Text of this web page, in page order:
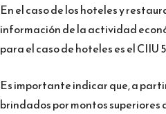
En el caso de los hoteles y
información de la actividad
para el caso de hoteles es el CIIU
Es importante indicar que, a
brindados por montos superiores